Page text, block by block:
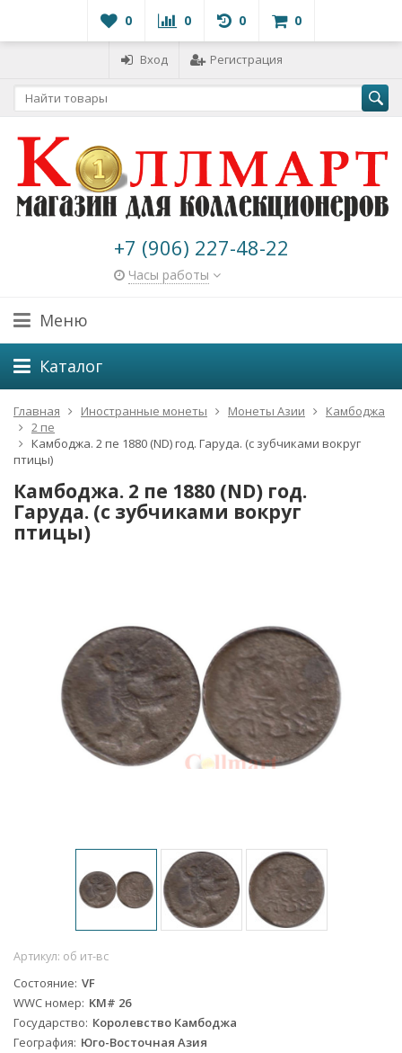
0 0 0 0
Вход Регистрация
+7 (906) 227-48-22
Часы работы
Меню
Каталог
Главная Иностранные монеты Монеты Азии
Камбоджа
2 пе
Камбоджа. 2 пе 1880 (ND) год. Гаруда. (с зубчиками вокруг
птицы)
Камбоджа. 2 пе 1880 (ND) год.
Гаруда. (с зубчиками вокруг
птицы)
Артикул: об ит-вс
Состояние VF
WWC номер KM# 26
Государство Королевство Камбоджа
География Юго-Восточная Азия